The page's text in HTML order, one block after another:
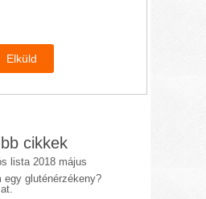
cikkek
lista 2018 május
egy gluténérzékeny?